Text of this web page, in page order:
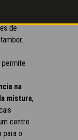
de
permite
na
mistura,
centro
para o